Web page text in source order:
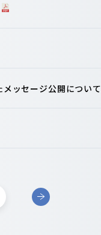
ッセージ公開について